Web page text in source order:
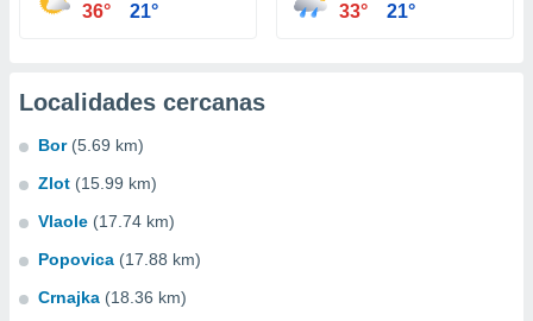
36° 21° 33° 21°
Localidades cercanas
Bor (5.69 km)
Zlot (15.99 km)
Vlaole (17.74 km)
Popovica (17.88 km)
Crnajka (18.36 km)